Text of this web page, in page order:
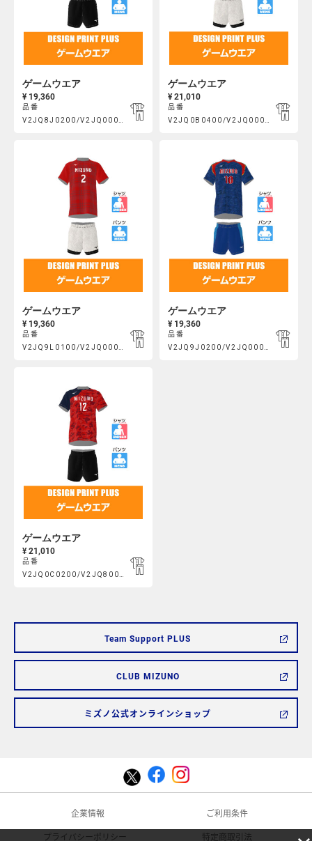
ゲームウエア
¥ 19,360
V2JQ8J0200%2FV2JQ000200.html
Product
Actions
品番
V2JQ8J0200/V2JQ000200
ゲームウエア
¥ 21,010
Product
Actions
品番
V2JQ0B0400/V2JQ000400
ゲームウエア
¥ 19,360
Product
Actions
品番
V2JQ9L0100/V2JQ000400
ゲームウエア
¥ 19,360
Product
品番
V2JQ9J0200/V2JQ000300
ゲームウエア
¥ 21,010
Product
品番
V2JQ0C0200/V2JQ800100
Team Support PLUS
CLUB MIZUNO
ミズノ公式オンラインショップ
企業情報 ご利用条件
プライバシーポリシー 特定商取引法